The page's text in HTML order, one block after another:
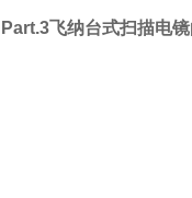
Part.3飞纳台式扫描电